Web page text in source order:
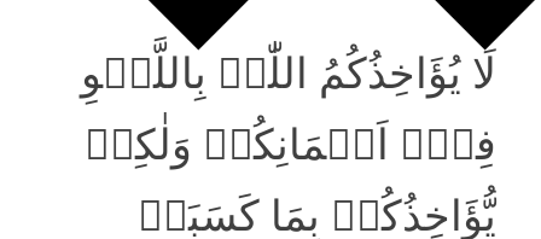
لَا یُؤَاخِذُکُمُ اللّٰہُ بِاللَّغۡوِ
فِیۡۤ اَیۡمَانِکُمۡ وَلٰکِنۡ
یُّؤَاخِذُکُمۡ بِمَا کَسَبَتۡ